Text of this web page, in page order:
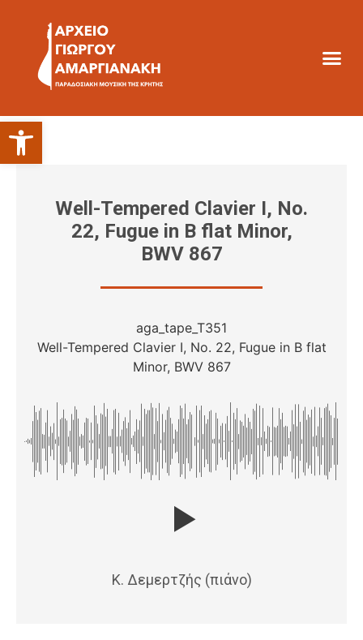
Ανοίξτε τη γραμμή εργαλείων
Well-Tempered Clavier Ι, No.
22, Fugue in B flat Minor,
BWV 867
aga_tape_T351
Well-Tempered Clavier Ι, No. 22, Fugue in B flat
Minor, BWV 867
Κ. Δεμερτζής (πιάνο)